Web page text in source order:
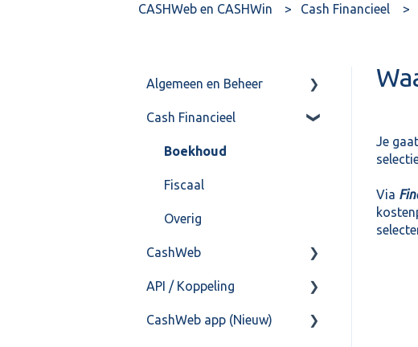
CASHWeb en CASHWin Cash Financieel
Je
Via
Algemeen en Beheer
Bank(koppeling)
Import/Export
Postbus
Training & Consultancy
Overig
Cash Financieel
Boekhoud
Fiscaal
Overig
CashWeb
CashHero Layout
Mailen vanuit CASHWeb
API / Koppeling
Algemeen
CashWeb app (Nieuw)